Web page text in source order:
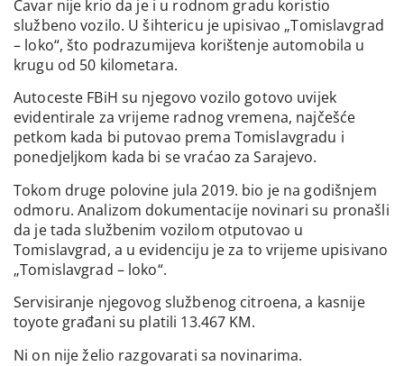
Ćavar nije krio da je i u rodnom gradu koristio
službeno vozilo. U šihtericu je upisivao „Tomislavgrad
– loko“, što podrazumijeva korištenje automobila u
krugu od 50 kilometara.
Autoceste FBiH su njegovo vozilo gotovo uvijek
evidentirale za vrijeme radnog vremena, najčešće
petkom kada bi putovao prema Tomislavgradu i
ponedjeljkom kada bi se vraćao za Sarajevo.
Tokom druge polovine jula 2019. bio je na godišnjem
odmoru. Analizom dokumentacije novinari su pronašli
da je tada službenim vozilom otputovao u
Tomislavgrad, a u evidenciju je za to vrijeme upisivano
„Tomislavgrad – loko“.
Servisiranje njegovog službenog citroena, a kasnije
toyote građani su platili 13.467 KM.
Ni on nije želio razgovarati sa novinarima.